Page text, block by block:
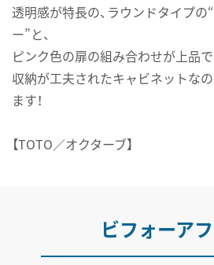
透明感が特長の、ラウンドタイプ
ー”と、
ピンク色の扉の組み合わせが上品で
収納が工夫されたキャビネットな
ます！
【TOTO／オクターブ】
ビフォーア